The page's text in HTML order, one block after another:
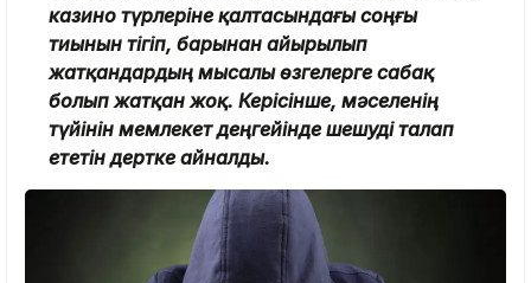
казино түрлеріне қалтасындағы соңғы
тиынын тігіп, барынан айырылып
жатқандардың мысалы өзгелерге сабақ
болып жатқан жоқ. Керісінше, мәселенің
түйінін мемлекет деңгейінде шешуді талап
ететін дертке айналды.